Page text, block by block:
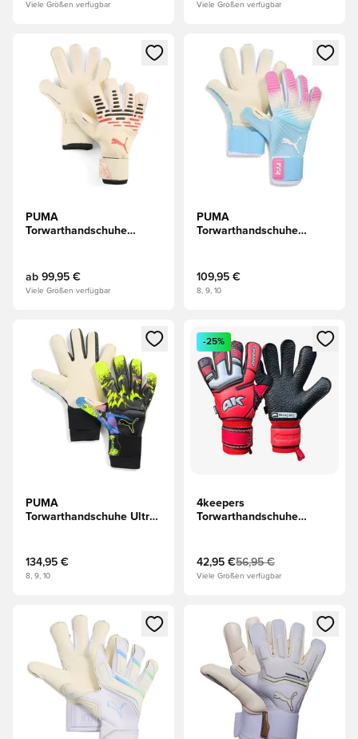
Viele Größen verfügbar Viele Größen verfügbar
Öffnet ein neues Fenster zum Anmelden oder Registrieren
PUMA
Torwarthandschuhe
Mandel/Schwarz/Rot
ab 99,95 €
Viele Größen verfügbar
Öffnet ein neues Fenster
PUMA
Torwarthandschuhe
109,95 €
8, 9, 10
Öffnet ein neues Fenster zum Anmelden oder Registrieren
PUMA
Torwarthandschuhe Ultra
Schwarz/Lila/Gelbgrün
LIMITED EDITION
134,95 €
8, 9, 10
Öffnet ein neues Fenster
-25%
4keepers
Torwarthandschuhe
42,95 €56,95 €
Viele Größen verfügbar
Öffnet ein neues Fenster zum Anmelden oder Registrieren
Öffnet ein neues Fenster